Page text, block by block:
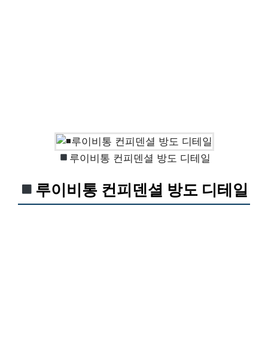
루이비통 컨피덴셜 방도 디테일
루이비통 컨피덴셜 방도 디테일